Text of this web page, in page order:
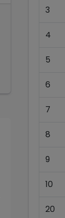
3
4
5
6
7
8
9
10
20